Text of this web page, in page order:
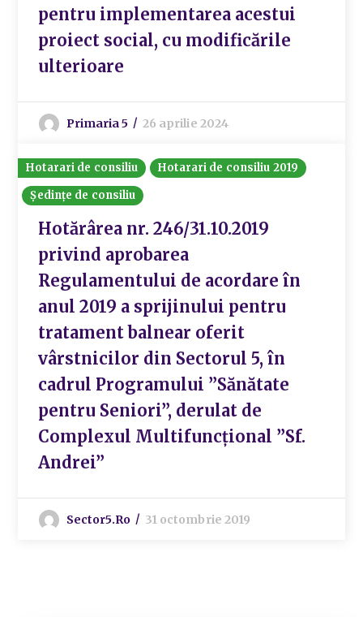
pentru implementarea acestui
proiect social, cu modificările
ulterioare
Primaria 5 26 aprilie 2024
Hotarari de consiliu
Hotarari de consiliu 2019
Ședințe de consiliu
Hotărârea nr. 246/31.10.2019
privind aprobarea
Regulamentului de acordare în
anul 2019 a sprijinului pentru
tratament balnear oferit
vârstnicilor din Sectorul 5, în
cadrul Programului ”Sănătate
pentru Seniori”, derulat de
Complexul Multifuncțional ”Sf.
Andrei”
Sector5.ro 31 octombrie 2019